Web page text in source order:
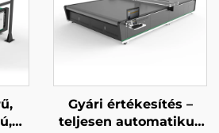
Gyári értékesítés –
teljesen automatikus